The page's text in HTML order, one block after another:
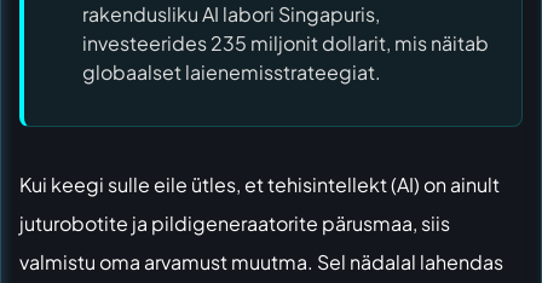
rakendusliku AI labori Singapuris,
investeerides 235 miljonit dollarit, mis näitab
globaalset laienemisstrateegiat.
Kui keegi sulle eile ütles, et tehisintellekt (AI) on ainult
juturobotite ja pildigeneraatorite pärusmaa, siis
valmistu oma arvamust muutma. Sel nädalal lahendas